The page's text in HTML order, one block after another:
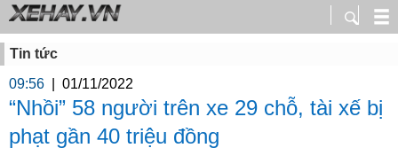
Tin tức
09:56
01/11/2022
“Nhồi” 58 người trên xe 29 chỗ, tài xế bị
phạt gần 40 triệu đồng